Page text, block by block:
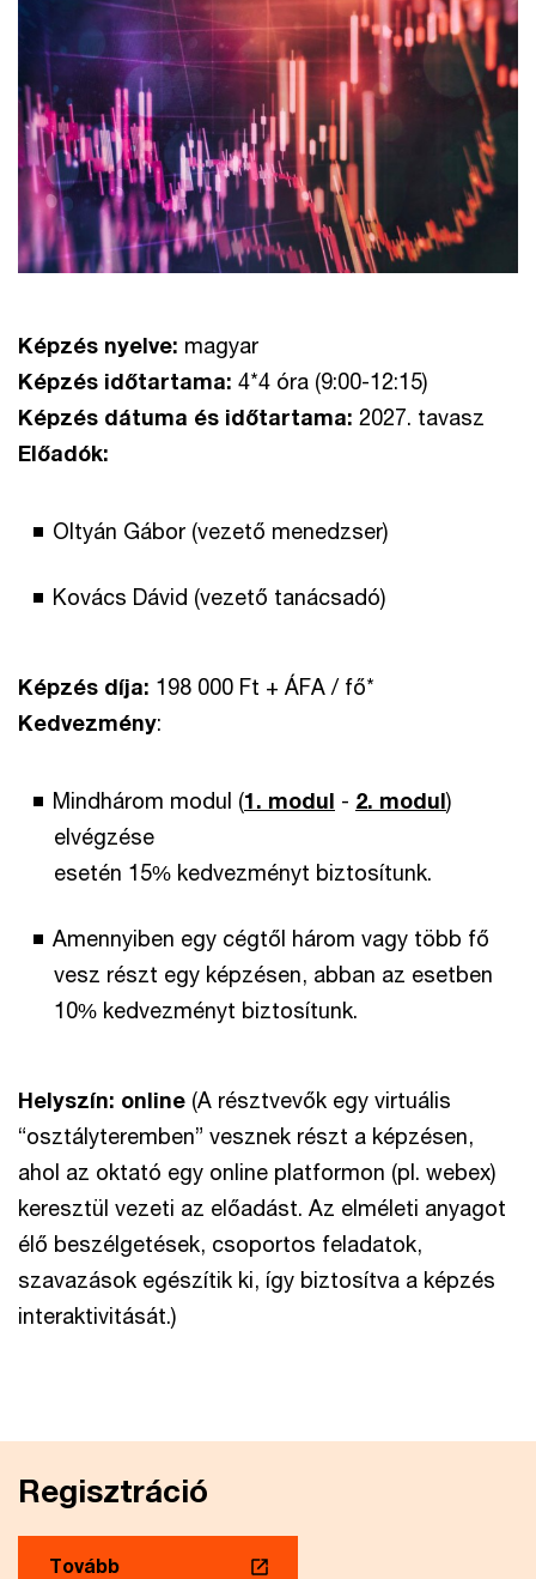
Képzés nyelve: magyar
Képzés időtartama: 4*4 óra (9:00-12:15)
Képzés dátuma és időtartama: 2027. tavasz
Előadók:
Oltyán Gábor (vezető menedzser)
Kovács Dávid (vezető tanácsadó)
Képzés díja: 198 000 Ft + ÁFA / fő*
Kedvezmény:
Mindhárom modul (1. modul - 2. modul)
elvégzése
esetén 15% kedvezményt biztosítunk.
Amennyiben egy cégtől három vagy több fő
vesz részt egy képzésen, abban az esetben
10% kedvezményt biztosítunk.
Helyszín: online (A résztvevők egy virtuális
“osztályteremben” vesznek részt a képzésen,
ahol az oktató egy online platformon (pl. webex)
keresztül vezeti az előadást. Az elméleti anyagot
élő beszélgetések, csoportos feladatok,
szavazások egészítik ki, így biztosítva a képzés
interaktivitását.)
Regisztráció
Tovább